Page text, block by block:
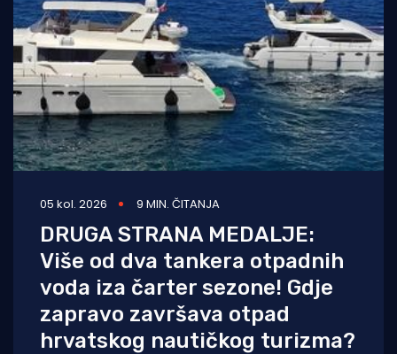
05 kol. 2026 9 MIN. ČITANJA
DRUGA STRANA MEDALJE:
Više od dva tankera otpadnih
voda iza čarter sezone! Gdje
zapravo završava otpad
hrvatskog nautičkog turizma?